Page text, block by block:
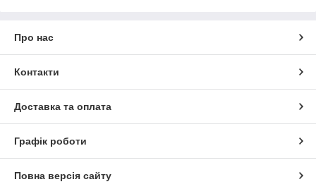
Про нас
Контакти
Доставка та оплата
Графік роботи
Повна версія сайту